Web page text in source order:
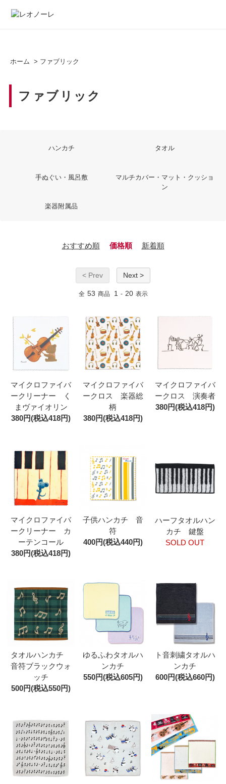
ホーム > ファブリック
ファブリック
ハンカチ タオル
手ぬぐい・風呂敷
マルチカバー・マット・クッショ
ン
楽器附属品
おすすめ順 価格順 新着順
< Prev Next >
全 53 商品 1 - 20 表示
マイクロファイバ
ークリーナー く
まヴァイオリン
380円(税込418円)
マイクロファイバ
ークロス 楽器総
柄
380円(税込418円)
マイクロファイバ
ークロス 演奏者
380円(税込418円)
マイクロファイバ
ークリーナー カ
ーテンコール
380円(税込418円)
子供ハンカチ 音
符
400円(税込440円)
ハーフタオルハン
カチ 鍵盤
SOLD OUT
タオルハンカチ
音符ブラックウォ
ッチ
500円(税込550円)
ゆるふわタオルハ
ンカチ
550円(税込605円)
ト音刺繍タオルハ
ンカチ
600円(税込660円)